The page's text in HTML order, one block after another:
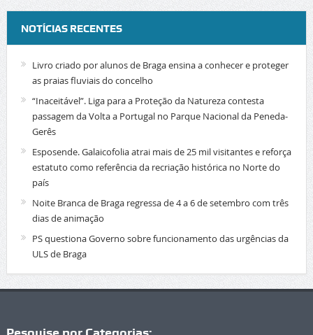
NOTÍCIAS RECENTES
Livro criado por alunos de Braga ensina a conhecer e proteger
as praias fluviais do concelho
“Inaceitável”. Liga para a Proteção da Natureza contesta
passagem da Volta a Portugal no Parque Nacional da Peneda-
Gerês
Esposende. Galaicofolia atrai mais de 25 mil visitantes e reforça
estatuto como referência da recriação histórica no Norte do
país
Noite Branca de Braga regressa de 4 a 6 de setembro com três
dias de animação
PS questiona Governo sobre funcionamento das urgências da
ULS de Braga